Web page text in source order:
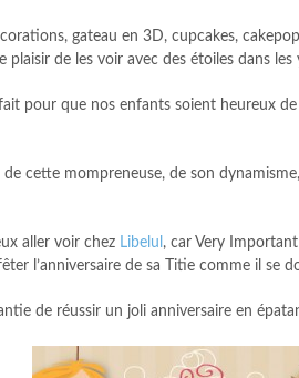
gateau en 3D, cupcakes,
de les voir avec des étoiles dans les
pour que nos enfants soient heureux
de cette mompreneuse, de son
aller voir chez Libelul , car Very
l’anniversaire de sa Titie comme il se
de réussir un joli anniversaire en